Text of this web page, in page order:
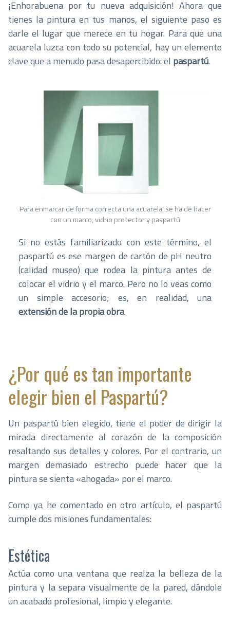
¡Enhorabuena por tu nueva adquisición! Ahora que
tienes la pintura en tus manos, el siguiente paso es
darle el lugar que merece en tu hogar. Para que una
acuarela luzca con todo su potencial, hay un elemento
clave que a menudo pasa desapercibido: el paspartú.
Para enmarcar de forma correcta una acuarela, se ha de hacer
con un marco, vidrio protector y paspartú
Si no estás familiarizado con este término, el
paspartú es ese margen de cartón de pH neutro
(calidad museo) que rodea la pintura antes de
colocar el vidrio y el marco. Pero no lo veas como
un simple accesorio; es, en realidad, una
extensión de la propia obra.
¿Por qué es tan importante
elegir bien el Paspartú?
Un paspartú bien elegido, tiene el poder de dirigir la
mirada directamente al corazón de la composición
resaltando sus detalles y colores. Por el contrario, un
margen demasiado estrecho puede hacer que la
pintura se sienta «ahogada» por el marco.
Como ya he comentado en otro artículo, el paspartú
cumple dos misiones fundamentales:
Estética
Actúa como una ventana que realza la belleza de la
pintura y la separa visualmente de la pared, dándole
un acabado profesional, limpio y elegante.